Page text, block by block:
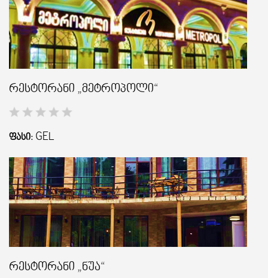
რესტორანი „მეტროპოლი“
ᲤᲐᲡᲘ: GEL
რესტორანი „ნუა“